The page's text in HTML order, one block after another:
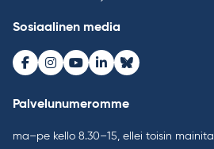
Sosiaalinen media
Facebook
Instagram
Youtube
LinkedInBluesky
Palvelunumeromme
ma–pe kello 8.30–15, ellei toisin mainita